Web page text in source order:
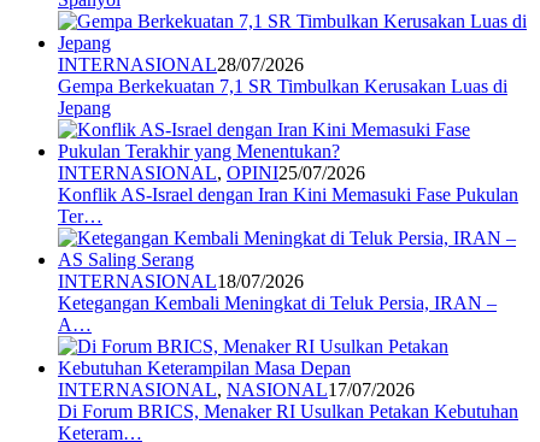
INTERNASIONAL28/07/2026
Gempa Berkekuatan 7,1 SR Timbulkan Kerusakan Luas di
Jepang
INTERNASIONAL, OPINI25/07/2026
Konflik AS-Israel dengan Iran Kini Memasuki Fase Pukulan
Ter…
INTERNASIONAL18/07/2026
Ketegangan Kembali Meningkat di Teluk Persia, IRAN –
A…
INTERNASIONAL, NASIONAL17/07/2026
Di Forum BRICS, Menaker RI Usulkan Petakan Kebutuhan
Keteram…